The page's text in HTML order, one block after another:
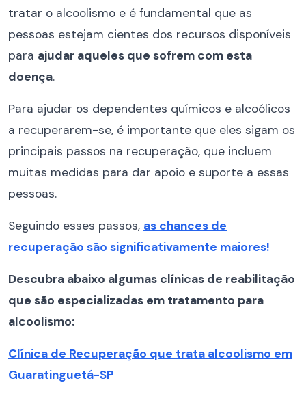
tratar o alcoolismo e é fundamental que as
pessoas estejam cientes dos recursos disponíveis
para ajudar aqueles que sofrem com esta
doença.
Para ajudar os dependentes químicos e alcoólicos
a recuperarem-se, é importante que eles sigam os
principais passos na recuperação, que incluem
muitas medidas para dar apoio e suporte a essas
pessoas.
Seguindo esses passos, as chances de
recuperação são significativamente maiores!
Descubra abaixo algumas clínicas de reabilitação
que são especializadas em tratamento para
alcoolismo:
Clínica de Recuperação que trata alcoolismo em
Guaratinguetá-SP